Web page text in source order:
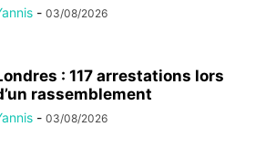
- 03/08/2026
: 117 arrestations lors
rassemblement
- 03/08/2026